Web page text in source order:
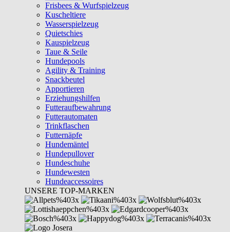
Frisbees & Wurfspielzeug
Kuscheltiere
Wasserspielzeug
Quietschies
Kauspielzeug
Taue & Seile
Hundepools
Agility & Training
Snackbeutel
Apportieren
Erziehungshilfen
Futteraufbewahrung
Futterautomaten
Trinkflaschen
Futternäpfe
Hundemäntel
Hundepullover
Hundeschuhe
Hundewesten
Hundeaccessoires
UNSERE TOP-MARKEN